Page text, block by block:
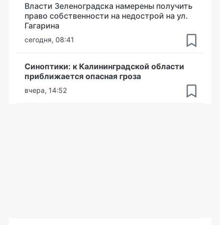
Власти Зеленоградска намерены получить
право собственности на недострой на ул.
Гагарина
сегодня, 08:41
Синоптики: к Калининградской области
приближается опасная гроза
вчера, 14:52